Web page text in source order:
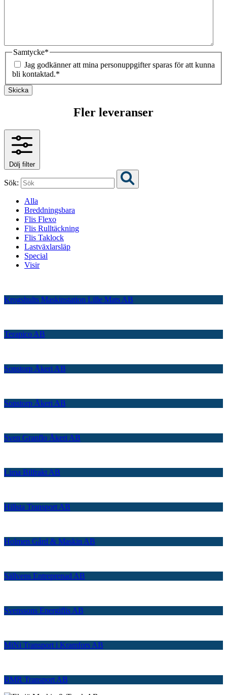
Samtycke*
Jag godkänner att mina personuppgifter sparas för att kunna
bli kontaktad.*
Skicka
Fler leveranser
Dölj filter
Sök:
Alla
Breddningsbara
Flis Flexo
Flis Rulltäckning
Flis Taklock
Lastväxlarsläp
Special
Visir
Krogshults Maskinstation Lille Mats AB
Terapico AB
Sonstorp Åkeri AB
Sonstorp Åkeri AB
Sven Granflo Åkeri AB
Lima Bilfrakt AB
Hillsta Transport AB
Holmen Gård & Maskin AB
Sällvens Entreprenad AB
Svenssons Energiflis AB
MiNi Transport i Kramfors AB
BMR Transport AB